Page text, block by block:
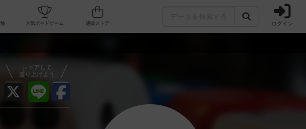
カフェ/店舗 人気ボードゲーム ログイン
シェアして
盛り上げよう